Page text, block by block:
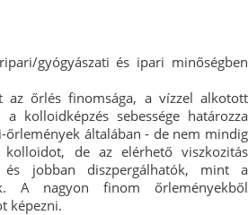
gyógyászati és ipari minőségben
az őrlés finomsága, a vízzel alkotott
kolloidképzés sebessége határozza
őrlemények általában - de nem mindig
kolloidot, de az elérhető viszkozitás
és jobban diszpergálhatók, mint a
A nagyon finom őrleményekből
képezni.